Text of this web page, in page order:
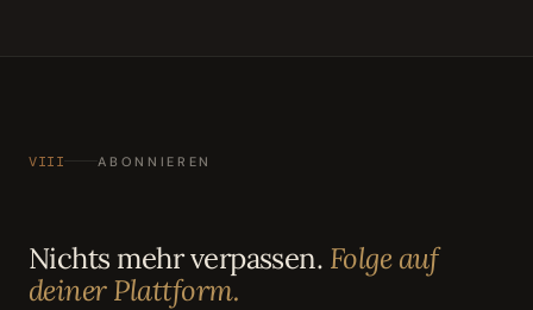
VIII ABONNIEREN
Nichts mehr verpassen. Folge auf
deiner Plattform.